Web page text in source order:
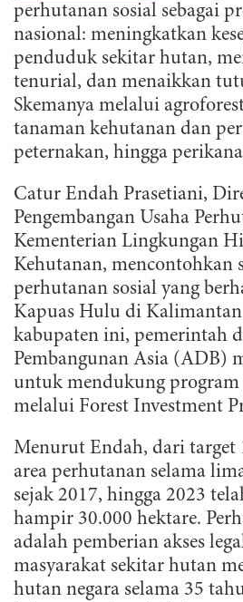
perhutanan sosial sebagai
nasional: meningkatkan
penduduk sekitar hutan,
tenurial, dan menaikkan
Skemanya melalui
tanaman kehutanan dan
peternakan, hingga
Catur Endah Prasetiani,
Pengembangan Usaha
Kementerian Lingkungan
Kehutanan, mencontohkan
perhutanan sosial yang
Kapuas Hulu di
kabupaten ini, pemerintah
Pembangunan Asia (ADB)
untuk mendukung program
melalui Forest Investment
Menurut Endah, dari target
area perhutanan selama
sejak 2017, hingga 2023
hampir 30.000 hektare.
adalah pemberian akses
masyarakat sekitar hutan
hutan negara selama 35